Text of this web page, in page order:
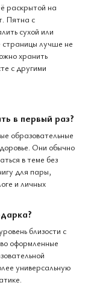
раскрытой на
Пятна с
сухой или
страницы лучше не
хранить
с другими
в первый раз?
образовательные
Они обычно
в теме без
для пары,
и личных
близости с
оформленные
универсальную